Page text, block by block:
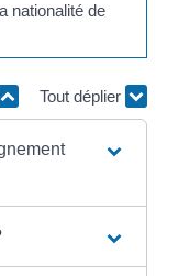
nationalité de
Tout déplier